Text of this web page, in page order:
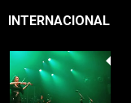
INTERNACIONAL